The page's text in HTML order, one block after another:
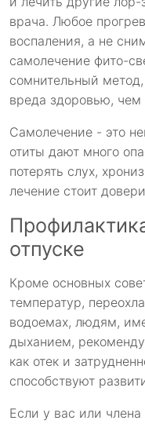
врача. Любое
воспаления, а не
самолечение фито-
сомнительный
вреда здоровью, чем
Самолечение - это
отиты дают много
потерять слух,
лечение стоит
отпуске
Кроме основных
температур,
водоемах, людям,
дыханием,
как отек и
способствуют
Если у вас или